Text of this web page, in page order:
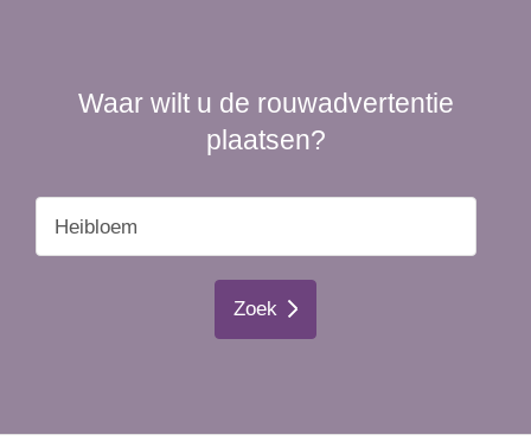
Waar wilt u de rouwadvertentie
plaatsen?
Zoek